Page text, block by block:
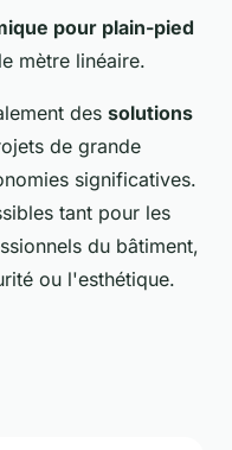
pour plain-pied
mètre linéaire.
des solutions
de grande
significatives.
tant pour les
du bâtiment,
ou l'esthétique.